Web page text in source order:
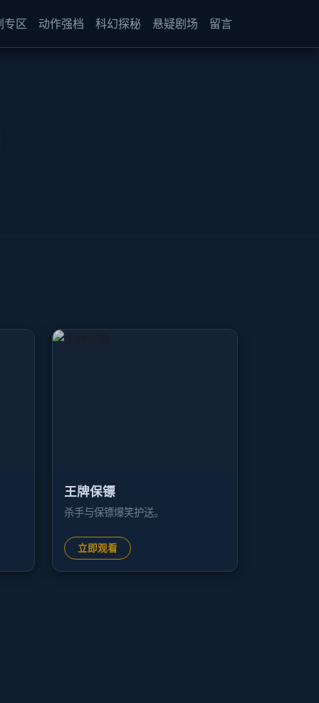
专区 动作强档 科幻探秘 悬疑剧场 留言
王牌保镖
杀手与保镖爆笑护送。
立即观看